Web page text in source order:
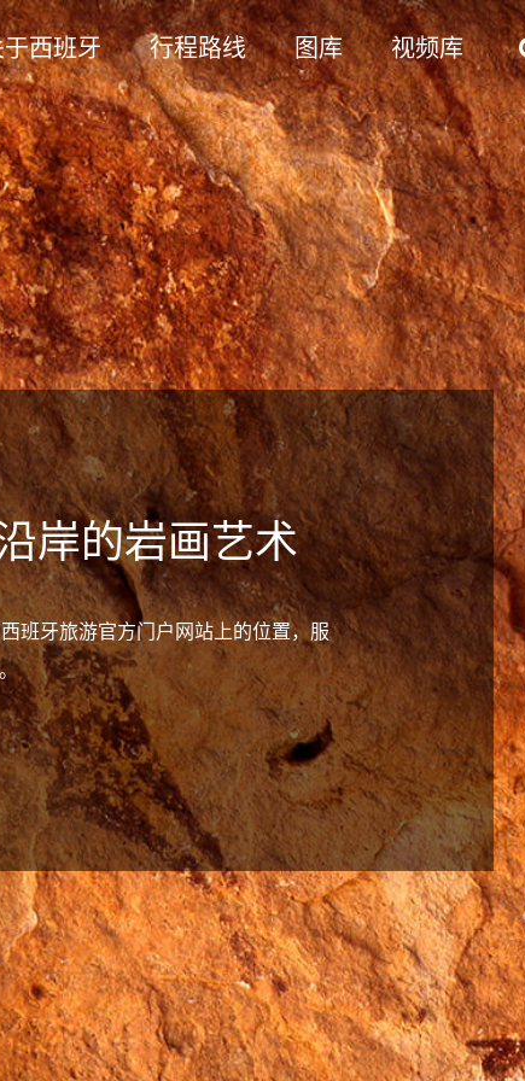
西班牙 行程路线 图库 视频库
岸的岩画艺术
班牙旅游官方门户网站上的位置，服